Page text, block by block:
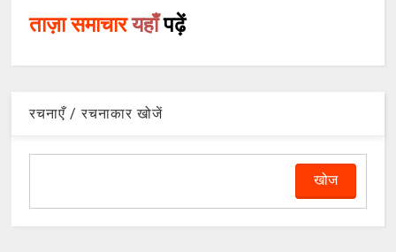
ताज़ा समाचारयहाँपढ़ें
रचनाएँ / रचनाकार खोजें